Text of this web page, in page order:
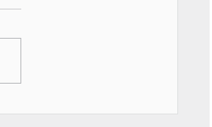
エンゲージメントは